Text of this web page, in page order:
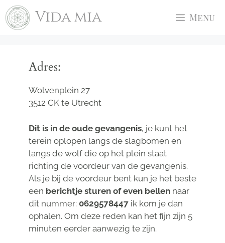
Ga
naar
Vida mia Menu
Adres:
Wolvenplein 27
3512 CK te Utrecht
Dit is in de oude gevangenis, je kunt het
terein oplopen langs de slagbomen en
langs de wolf die op het plein staat
richting de voordeur van de gevangenis.
Als je bij de voordeur bent kun je het beste
een berichtje sturen of even bellennaar
dit nummer: 0629578447ik kom je dan
ophalen. Om deze reden kan het fijn zijn 5
minuten eerder aanwezig te zijn.